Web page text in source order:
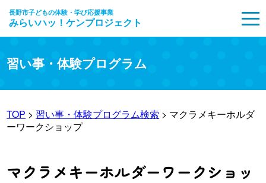
長野市子どもの体験・学び応援事業
みらいハッ！ケンプロジェクト
習い事・体験プログラム
TOP > 習い事・体験プログラム検索 > マクラメキーホルダ
ーワークショップ
マクラメキーホルダーワークショッ